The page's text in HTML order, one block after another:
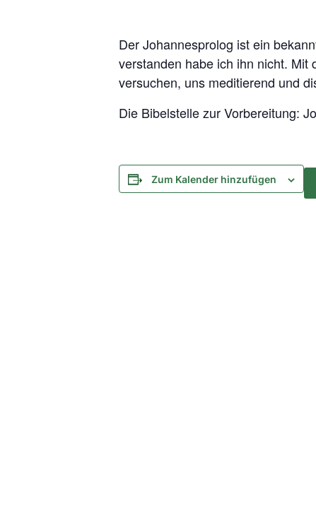
Der Johannesprolog ist ein
verstanden habe ich ihn nicht. Mit
versuchen, uns meditierend und
Die Bibelstelle zur Vorbereitung:
Zum Kalender hinzufügen